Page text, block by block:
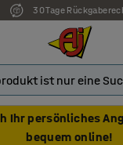
30 Tage
Ihr persönliches
bequem online!